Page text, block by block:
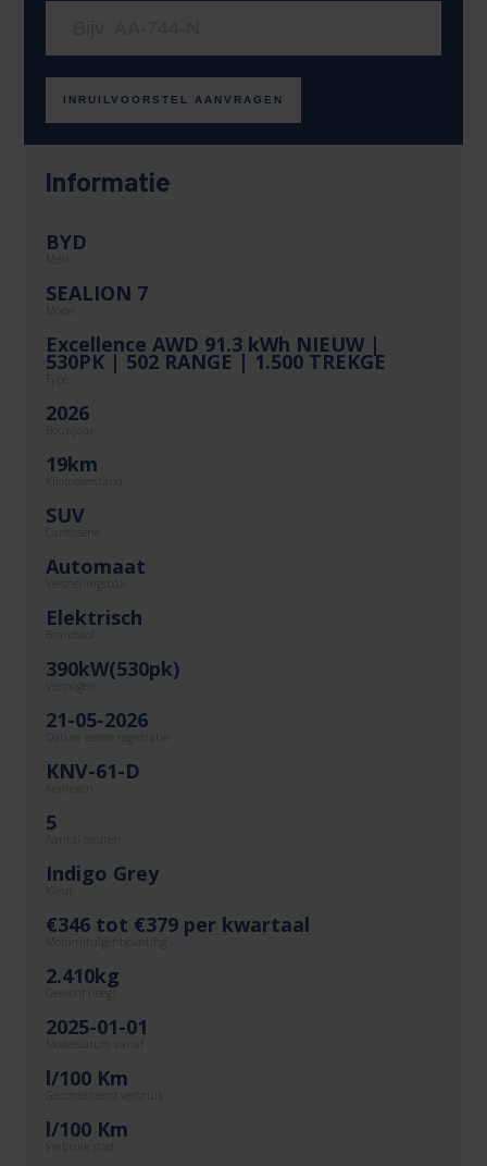
INRUILVOORSTEL AANVRAGEN
Informatie
BYD
SEALION 7
Excellence AWD 91.3 kWh NIEUW |
530PK | 502 RANGE | 1.500 TREKGE
2026
19km
SUV
Automaat
Versnellingsbak
Elektrisch
390kW(530pk)
Vermogen
21-05-2026
Datum eerste registratie
KNV-61-D
5
Indigo Grey
€346 tot €379 per kwartaal
Motorrijtuigenbelasting
2.410kg
Gewicht (leeg)
2025-01-01
l/100 Km
l/100 Km